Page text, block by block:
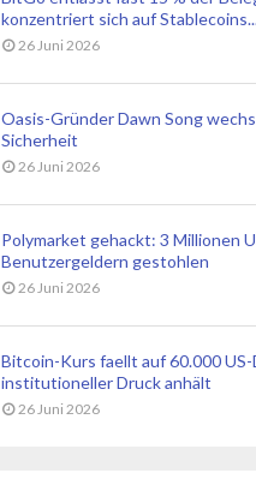
konzentriert sich auf
26 Juni 2026
Oasis-Gründer Dawn Song
Sicherheit
26 Juni 2026
Polymarket gehackt: 3 Millionen
Benutzergeldern gestohlen
26 Juni 2026
Bitcoin-Kurs faellt auf 60.000
institutioneller Druck anhält
26 Juni 2026